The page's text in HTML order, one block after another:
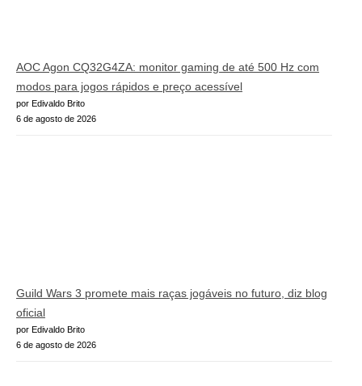
AOC Agon CQ32G4ZA: monitor gaming de até 500 Hz com
modos para jogos rápidos e preço acessível
por Edivaldo Brito
6 de agosto de 2026
Guild Wars 3 promete mais raças jogáveis no futuro, diz blog
oficial
por Edivaldo Brito
6 de agosto de 2026